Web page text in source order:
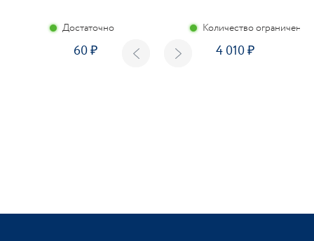
Достаточно
60
Количество ограничено
4 010